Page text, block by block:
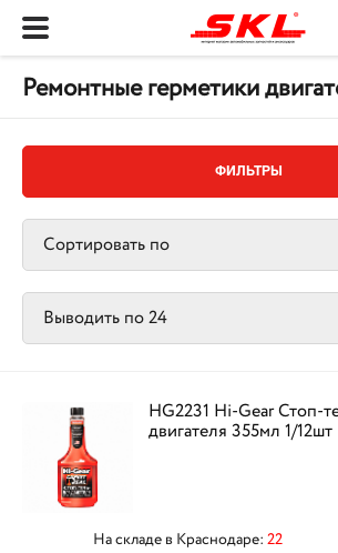
Ремонтные герметики
ФИЛЬТРЫ
HG2231 Hi-Gear Стоп-
двигателя 355мл 1/12шт
На складе в Краснодаре: 22